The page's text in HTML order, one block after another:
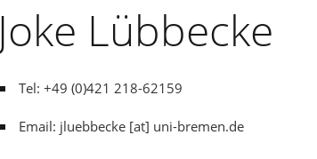
Joke Lübbecke
Tel: +49 (0)421 218-62159
Email: jluebbecke [at] uni-bremen.de